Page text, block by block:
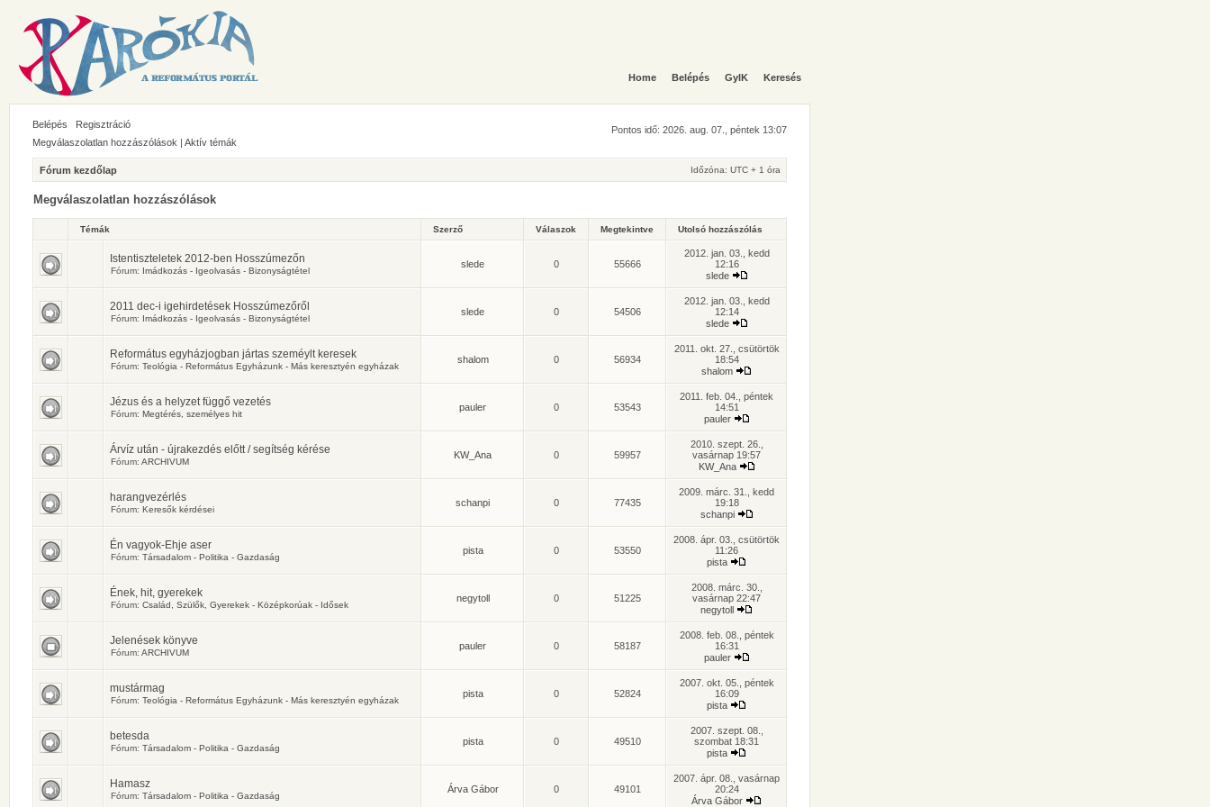
Home Belépés GyIK Keresés
Belépés Regisztráció
Pontos idő: 2026. aug. 07., péntek 13:07
Megválaszolatlan hozzászólások | Aktív témák
Fórum kezdőlap Időzóna: UTC + 1 óra
Megválaszolatlan hozzászólások
Témák Szerző Válaszok Megtekintve Utolsó hozzászólás
Istentiszteletek 2012-ben Hosszúmezőn
Fórum: Imádkozás - Igeolvasás - Bizonyságtétel
slede 0 55666
2012. jan. 03., kedd
12:16
slede
2011 dec-i igehirdetések Hosszúmezőről
Fórum: Imádkozás - Igeolvasás - Bizonyságtétel
slede 0 54506
2012. jan. 03., kedd
12:14
slede
Református egyházjogban jártas szeméylt keresek
Fórum: Teológia - Református Egyházunk - Más keresztyén egyházak
shalom 0 56934
2011. okt. 27., csütörtök
18:54
shalom
Jézus és a helyzet függő vezetés
Fórum: Megtérés, személyes hit
pauler 0 53543
2011. feb. 04., péntek
14:51
pauler
Árvíz után - újrakezdés előtt / segítség kérése
Fórum: ARCHIVUM
KW_Ana 0 59957
2010. szept. 26.,
vasárnap 19:57
KW_Ana
harangvezérlés
Fórum: Keresők kérdései
schanpi 0 77435
2009. márc. 31., kedd
19:18
schanpi
Én vagyok-Ehje aser
Fórum: Társadalom - Politika - Gazdaság
pista 0 53550
2008. ápr. 03., csütörtök
11:26
pista
Ének, hit, gyerekek
Fórum: Család, Szülők, Gyerekek - Középkorúak - Idősek
negytoll 0 51225
2008. márc. 30.,
vasárnap 22:47
negytoll
Jelenések könyve
Fórum: ARCHIVUM
pauler 0 58187
2008. feb. 08., péntek
16:31
pauler
mustármag
Fórum: Teológia - Református Egyházunk - Más keresztyén egyházak
pista 0 52824
2007. okt. 05., péntek
16:09
pista
betesda
Fórum: Társadalom - Politika - Gazdaság
pista 0 49510
2007. szept. 08.,
szombat 18:31
pista
Hamasz
Fórum: Társadalom - Politika - Gazdaság
Árva Gábor 0 49101
2007. ápr. 08., vasárnap
20:24
Árva Gábor